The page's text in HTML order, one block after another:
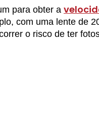
para obter a
com uma lente de
o risco de ter